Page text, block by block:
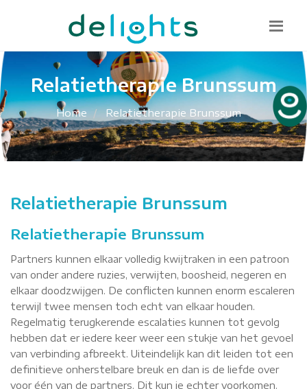
085 130 1482
info@delights.nu
Relatietherapie Brunssum
Home Relatietherapie Brunssum
Relatietherapie Brunssum
Relatietherapie Brunssum
Partners kunnen elkaar volledig kwijtraken in een patroon
van onder andere ruzies, verwijten, boosheid, negeren en
elkaar doodzwijgen. De conflicten kunnen enorm escaleren
terwijl twee mensen toch echt van elkaar houden.
Regelmatig terugkerende escalaties kunnen tot gevolg
hebben dat er iedere keer weer een stukje van het gevoel
van verbinding afbreekt. Uiteindelijk kan dit leiden tot een
definitieve onherstelbare breuk en dan is de liefde over
voor één van de partners. Dit kun je echter voorkomen.